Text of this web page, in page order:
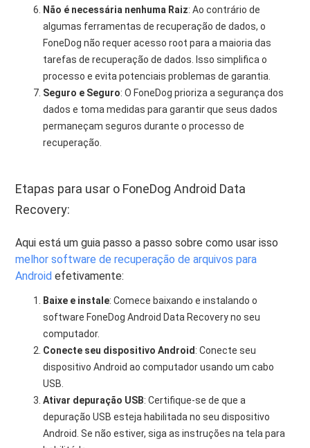
Não é necessária nenhuma Raiz: Ao contrário de
algumas ferramentas de recuperação de dados, o
FoneDog não requer acesso root para a maioria das
tarefas de recuperação de dados. Isso simplifica o
processo e evita potenciais problemas de garantia.
Seguro e Seguro: O FoneDog prioriza a segurança dos
dados e toma medidas para garantir que seus dados
permaneçam seguros durante o processo de
recuperação.
Etapas para usar o FoneDog Android Data
Recovery:
Aqui está um guia passo a passo sobre como usar isso
melhor software de recuperação de arquivos para
Android efetivamente:
Baixe e instale: Comece baixando e instalando o
software FoneDog Android Data Recovery no seu
computador.
Conecte seu dispositivo Android: Conecte seu
dispositivo Android ao computador usando um cabo
USB.
Ativar depuração USB: Certifique-se de que a
depuração USB esteja habilitada no seu dispositivo
Android. Se não estiver, siga as instruções na tela para